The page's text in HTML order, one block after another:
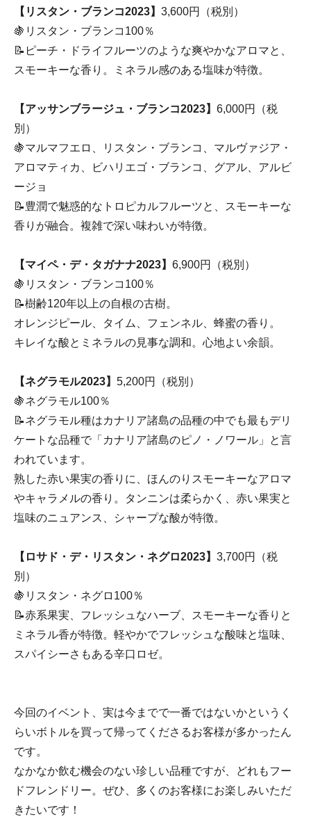
【リスタン・ブランコ2023】 3,600円（税別）
🍇リスタン・ブランコ100％
📝ピーチ・ドライフルーツのような爽やかなアロマと、
スモーキーな香り。ミネラル感のある塩味が特徴。
【アッサンブラージュ・ブランコ2023】 6,000円（税
別）
🍇マルマフエロ、リスタン・ブランコ、マルヴァジア・
アロマティカ、ビハリエゴ・ブランコ、グアル、アルビ
ージョ
📝豊潤で魅惑的なトロピカルフルーツと、スモーキーな
香りが融合。複雑で深い味わいが特徴。
【マイペ・デ・タガナナ2023】 6,900円（税別）
🍇リスタン・ブランコ100％
📝樹齢120年以上の自根の古樹。
オレンジピール、タイム、フェンネル、蜂蜜の香り。
キレイな酸とミネラルの見事な調和。心地よい余韻。
【ネグラモル2023】 5,200円（税別）
🍇ネグラモル100％
📝ネグラモル種はカナリア諸島の品種の中でも最もデリ
ケートな品種で「カナリア諸島のピノ・ノワール」と言
われています。
熟した赤い果実の香りに、ほんのりスモーキーなアロマ
やキャラメルの香り。タンニンは柔らかく、赤い果実と
塩味のニュアンス、シャープな酸が特徴。
【ロサド・デ・リスタン・ネグロ2023】 3,700円（税
別）
🍇リスタン・ネグロ100％
📝赤系果実、フレッシュなハーブ、スモーキーな香りと
ミネラル香が特徴。軽やかでフレッシュな酸味と塩味、
スパイシーさもある辛口ロゼ。
今回のイベント、実は今までで一番ではないかというく
らいボトルを買って帰ってくださるお客様が多かったん
です。
なかなか飲む機会のない珍しい品種ですが、どれもフー
ドフレンドリー。ぜひ、多くのお客様にお楽しみいただ
きたいです！